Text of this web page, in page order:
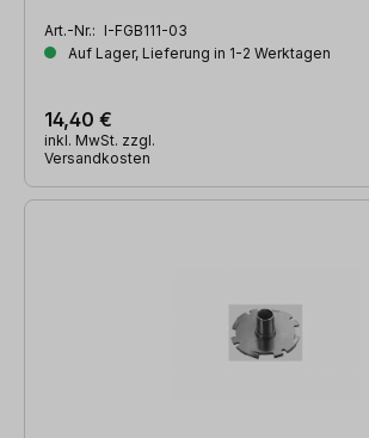
Art.-Nr.: I-FGB111-03
Auf Lager, Lieferung in 1-2 Werktagen
14,40 €
inkl. MwSt. zzgl.
Versandkosten